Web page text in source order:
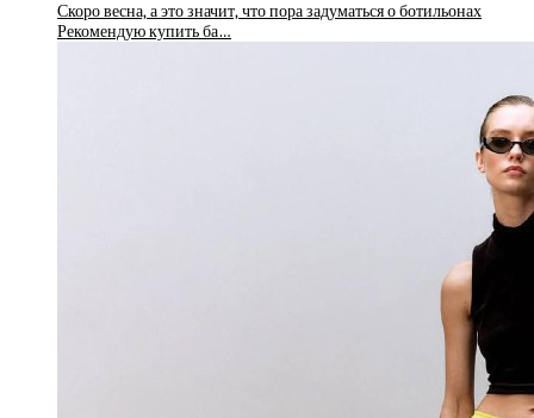
Скоро весна, а это значит, что пора задуматься о ботильонах
Рекомендую купить ба…